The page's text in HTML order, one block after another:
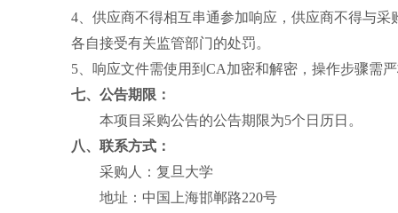
4、供应商不得相互串通参加响应，供应商不得与
各自接受有关监管部门的处罚。
5、响应文件需使用到CA加密和解密，操作步骤需
七、公告期限：
本项目采购公告的公告期限为5个日历日。
八、联系方式：
采购人：复旦大学
地址：中国上海邯郸路220号